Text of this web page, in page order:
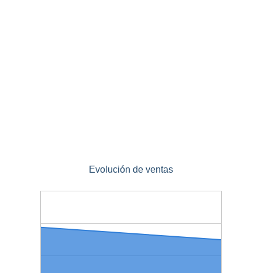
Evolución de ventas